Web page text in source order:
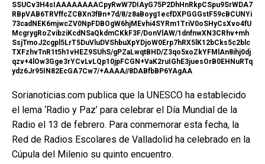
SSUCv3H4sIAAAAAAAACpyRwW7DIAyG75P2DhHnRkpCSpu9SrWDA7
RBpVAB6TRVffcZCBXn3fBn+7d/8/z8aBoyg1ecfDXPGGGstF59cBCUNYi
73cadNEK6mjwcZV0NpFDBOgW6hjMEvhi4SYRm1TriV0oSHyCsXvo4fU
McgrygRoZvibziKcdNSaQkdmCKkF3F/DonVlAW/1dnfnwXN3CRhv+mh
SsjTmoJ2cgpl5LrT5DuVluDVShbuXpYDjoW0Erp7hRX5lK12bCks5c2blc
TXFzhvTnR1t5h1vHEZ9SUhS/gPZaLwqtBHD/Z3qo5xoZkYFMlAn8ihj0dj
qzv+4lOw3Gge3rYCvLvLQp10jpFCGN+VaK2ruIGhE3juesOrB0EHNuRTq
ydz6Jr95IN82EcGA7Cw7/+AAAA//8DABfbBP6YAgAA
Sorianoticias.com publica que la UNESCO ha establecido
el lema ‘Radio y Paz’ para celebrar el Día Mundial de la
Radio el 13 de febrero. Para conmemorar esta fecha, la
Red de Radios Escolares de Valladolid ha celebrado en la
Cúpula del Milenio su quinto encuentro.